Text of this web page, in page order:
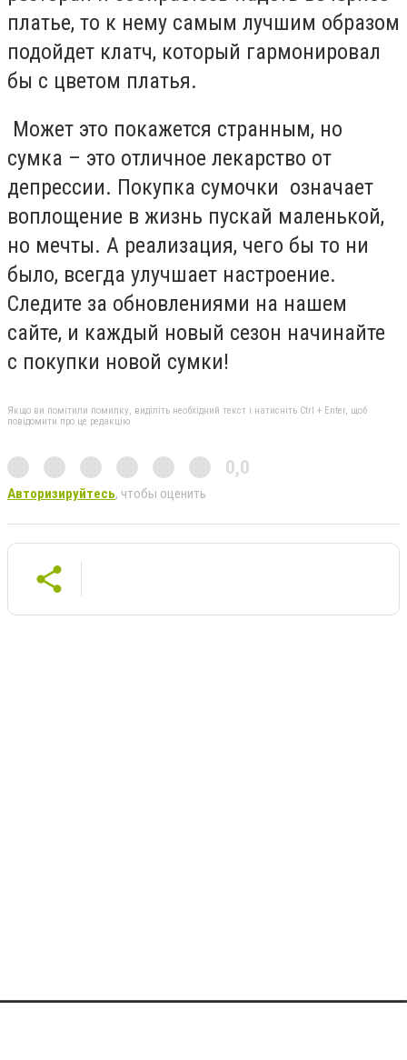
платье, то к нему самым лучшим образом
подойдет клатч, который гармонировал
бы с цветом платья.
Может это покажется странным, но
сумка – это отличное лекарство от
депрессии. Покупка сумочки означает
воплощение в жизнь пускай маленькой,
но мечты. А реализация, чего бы то ни
было, всегда улучшает настроение.
Следите за обновлениями на нашем
сайте, и каждый новый сезон начинайте
с покупки новой сумки!
Якщо ви помітили помилку, виділіть необхідний текст і натисніть Ctrl + Enter, щоб
повідомити про це редакцію
0,0
Авторизируйтесь, чтобы оценить